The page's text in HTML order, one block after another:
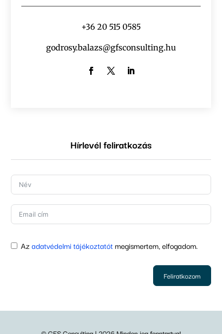
+36 20 515 0585
godrosy.balazs@gfsconsulting.hu
Hírlevél feliratkozás
Azadatvédelmi tájékoztatót megismertem, elfogadom.
Feliratkozom